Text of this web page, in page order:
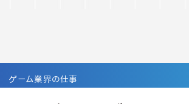
ゲーム業界の仕事